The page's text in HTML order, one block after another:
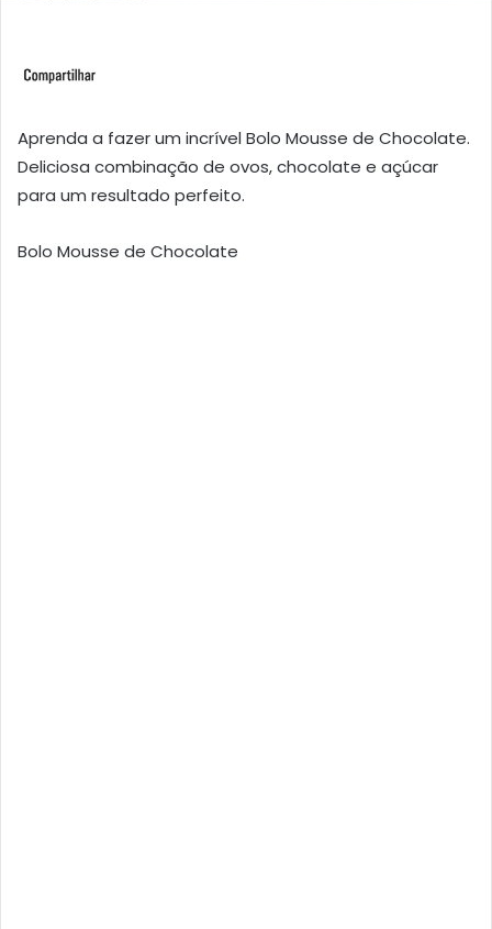
Aprenda a fazer um incrível Bolo Mousse de Chocolate.
Deliciosa combinação de ovos, chocolate e açúcar
para um resultado perfeito.
Bolo Mousse de Chocolate